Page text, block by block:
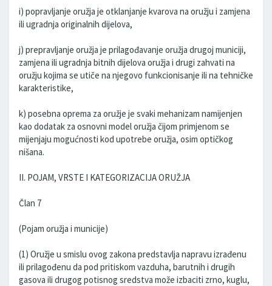
i) popravljanje oružja je otklanjanje kvarova na oružju i zamjena
ili ugradnja originalnih dijelova,
j) prepravljanje oružja je prilagođavanje oružja drugoj municiji,
zamjena ili ugradnja bitnih dijelova oružja i drugi zahvati na
oružju kojima se utiče na njegovo funkcionisanje ili na tehničke
karakteristike,
k) posebna oprema za oružje je svaki mehanizam namijenjen
kao dodatak za osnovni model oružja čijom primjenom se
mijenjaju mogućnosti kod upotrebe oružja, osim optičkog
nišana.
II. POJAM, VRSTE I KATEGORIZACIJA ORUŽJA
Član 7
(Pojam oružja i municije)
(1) Oružje u smislu ovog zakona predstavlja napravu izrađenu
ili prilagođenu da pod pritiskom vazduha, barutnih i drugih
gasova ili drugog potisnog sredstva može izbaciti zrno, kuglu,